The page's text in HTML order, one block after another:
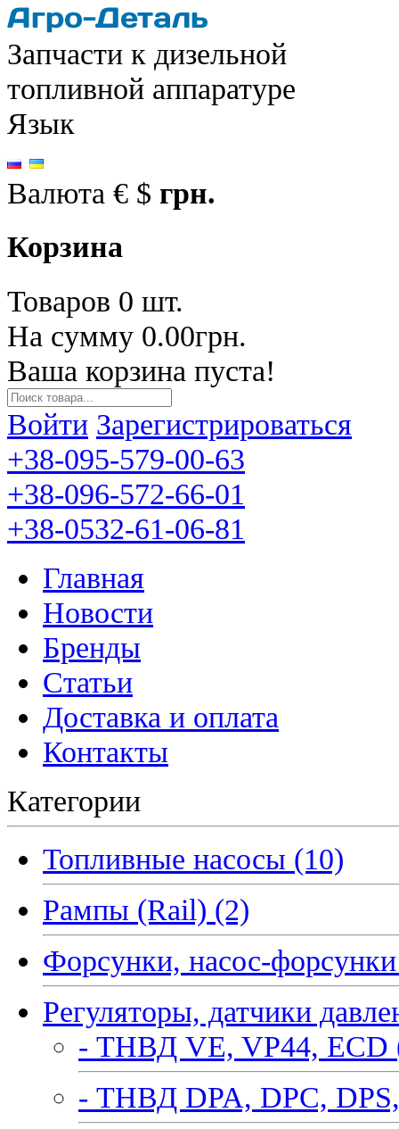
Запчасти к дизельной
топливной аппаратуре
Язык
Валюта € $ грн.
Корзина
Товаров 0 шт.
На сумму 0.00грн.
Ваша корзина пуста!
Войти Зарегистрироваться
+38-095-579-00-63
+38-096-572-66-01
+38-0532-61-06-81
Главная
Новости
Бренды
Статьи
Доставка и оплата
Контакты
Категории
Топливные насосы (10)
Рампы (Rail) (2)
Форсунки, насос-
Регуляторы, датчики
- ТНВД VE, VP44, ECD
- ТНВД DPA, DPC,